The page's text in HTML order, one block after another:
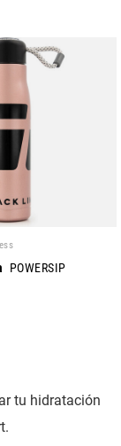
POWERSIP
tu hidratación